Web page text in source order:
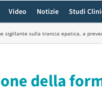
Video Notizie Studi
sigillante sulla trancia epatica, a
della